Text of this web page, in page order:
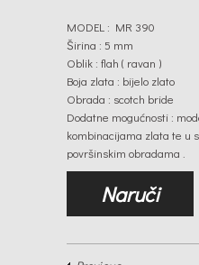
MODEL : MR 390
Širina : 5 mm
Oblik : flah ( ravan )
Boja zlata : bijelo zlato
Obrada : scotch bride
Dodatne mogućnosti :
kombinacijama zlata te u
površinskim obradama .
Naruči